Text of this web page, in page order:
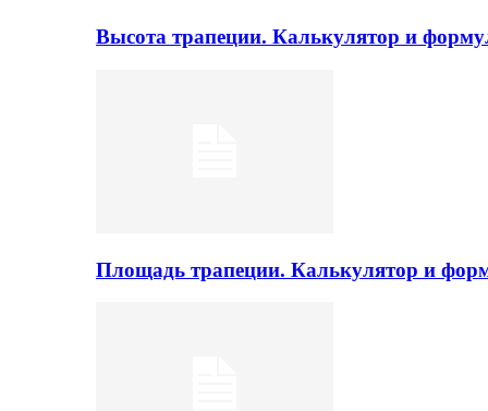
Высота трапеции. Калькулятор и
Площадь трапеции. Калькулятор и